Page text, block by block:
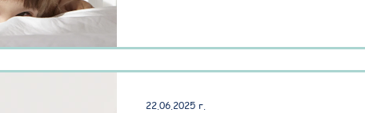
защо е толкова важен?
наричан още циркаден ритъм, е
22.06.2025 г.